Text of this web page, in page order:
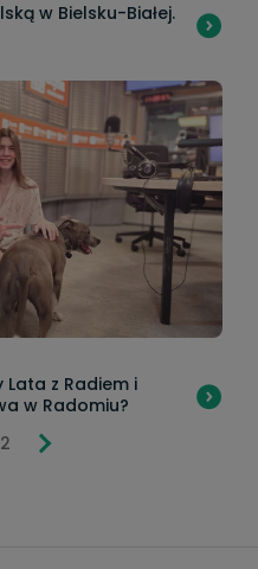
w Bielsku-Białej.
z Radiem i
w Radomiu?